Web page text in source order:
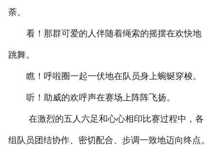
荼。
看！那群可爱的人伴随着绳索的摇摆在欢快地
跳舞。
瞧！呼啦圈一起一伏地在队员身上蜿蜒穿梭。
听！助威的欢呼声在赛场上阵阵飞扬。
在激烈的五人六足和心心相印比赛过程中，各
组队员团结协作、密切配合、步调一致地迈向终点。